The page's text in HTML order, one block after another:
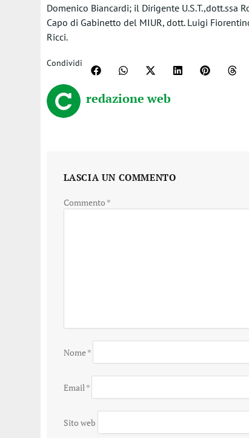
Domenico Biancardi; il Dirigente U.S.T.,dott.ssa
Capo di Gabinetto del MIUR, dott. Luigi
Ricci.
Condividi
redazione web
LASCIA UN COMMENTO
Commento *
Nome*
Email *
Sito web